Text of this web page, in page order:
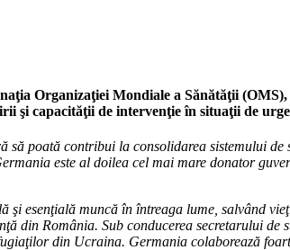
Organizaţiei Mondiale a Sănătăţii
şi capacităţii de intervenţie în situaţii de
să poată contribui la consolidarea sistemului
este al doilea cel mai mare donator
şi esenţială muncă în întreaga lume, salvând
din România. Sub conducerea secretarului
din Ucraina. Germania colaborează